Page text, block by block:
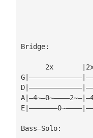
Bridge:
2x
Bass—Solo: